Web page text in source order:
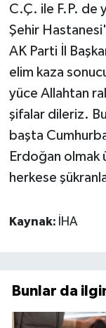
C.Ç. ile F.P. de
Şehir
AK Parti İl
elim kaza
yüce Allahtan
şifalar dileriz.
başta
Erdoğan
herkese
Kaynak: İHA
Bunlar da